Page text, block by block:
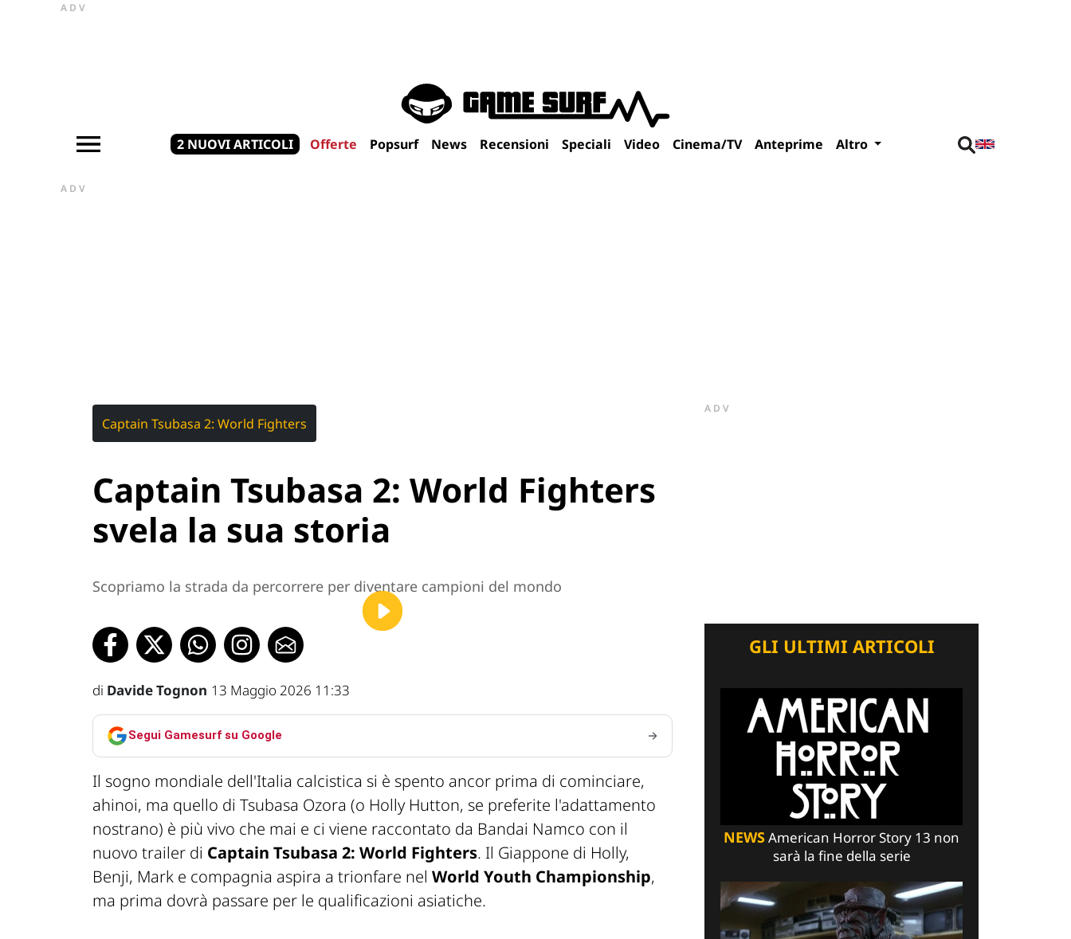
ADV
2 NUOVI ARTICOLI Offerte Popsurf News Recensioni Speciali Video Cinema/TV Anteprime Altro
ADV
Captain Tsubasa 2: World Fighters
Captain Tsubasa 2: World Fighters
svela la sua storia
Scopriamo la strada da percorrere per diventare campioni del mondo
di Davide Tognon 13 Maggio 2026 11:33
Segui Gamesurf su Google
Il sogno mondiale dell'Italia calcistica si è spento ancor prima di cominciare,
ahinoi, ma quello di Tsubasa Ozora (o Holly Hutton, se preferite l'adattamento
nostrano) è più vivo che mai e ci viene raccontato da Bandai Namco con il
nuovo trailer di Captain Tsubasa 2: World Fighters. Il Giappone di Holly,
Benji, Mark e compagnia aspira a trionfare nel World Youth Championship,
ma prima dovrà passare per le qualificazioni asiatiche.
ADV
GLI ULTIMI ARTICOLI
NEWSAmerican Horror Story 13 non
sarà la fine della serie